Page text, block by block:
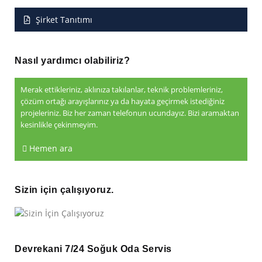
Şirket Tanıtımı
Nasıl yardımcı olabiliriz?
Merak ettikleriniz, aklınıza takılanlar, teknik problemleriniz,
çözüm ortağı arayışlarınız ya da hayata geçirmek istediğiniz
projeleriniz. Biz her zaman telefonun ucundayız. Bizi aramaktan
kesinlikle çekinmeyim.
Hemen ara
Sizin için çalışıyoruz.
Devrekani 7/24 Soğuk Oda Servis